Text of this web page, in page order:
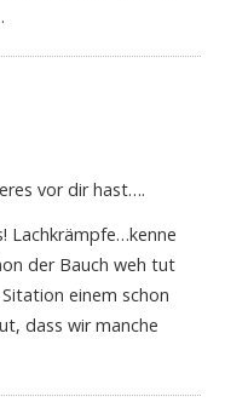
vor dir hast….
Lachkrämpfe…kenne
der Bauch weh tut
einem schon
dass wir manche